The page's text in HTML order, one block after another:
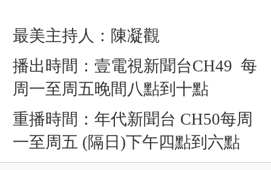
最美主持人：陳凝觀
播出時間：壹電視新聞台CH49 每
周一至周五晚間八點到十點
重播時間：年代新聞台 CH50每周
一至周五 (隔日)下午四點到六點